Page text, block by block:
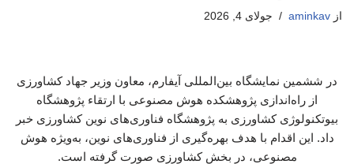
از aminkav جولای 4, 2026
در ششمین نمایشگاه بین‌المللی آیفارم، معاون وزیر جهاد کشاورزی
از راه‌اندازی پژوهشکده هوش مصنوعی با ارتقاء پژوهشگاه
بیوتکنولوژی کشاورزی به پژوهشگاه فناوری‌های نوین کشاورزی خبر
داد. این اقدام با هدف بهره‌گیری از فناوری‌های نوین، به‌ویژه هوش
مصنوعی، در بخش کشاورزی صورت گرفته است.